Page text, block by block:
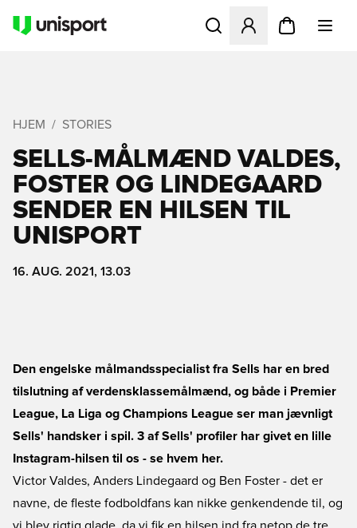
Åbner en Modal til at
HJEM STORIES
SELLS-MÅLMÆND VALDES,
FOSTER OG LINDEGAARD
SENDER EN HILSEN TIL
UNISPORT
16. AUG. 2021, 13.03
Den engelske målmandsspecialist fra Sells har en bred
tilslutning af verdensklassemålmænd, og både i Premier
League, La Liga og Champions League ser man jævnligt
Sells' handsker i spil. 3 af Sells' profiler har givet en lille
Instagram-hilsen til os - se hvem her.
Victor Valdes, Anders Lindegaard og Ben Foster - det er
navne, de fleste fodboldfans kan nikke genkendende til, og